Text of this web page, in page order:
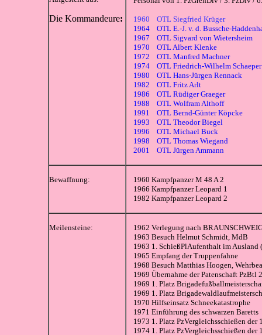
Die Kommandeure:
1960 OTL Siegfried Krüger
1964 OTL E.-J. v. d. Bussche-
1967 OTL Sigvard von Wietersheim
1970 OTL Albert Klenke
1972 OTL Manfred Machner
1974 OTL Friedrich-Wilhelm Schaeper
1980 OTL Hans-Jürgen Rennack
1982 OTL Fritz Arlt
1986 OTL Rüdiger Graeger
1988 OTL Wolfram Althoff
1991 OTL Bernd-Günter Köpcke
1993 OTL Theodor Biegel
1996 OTL Michael Buck
1998 OTL Thomas Wiegand
2001 OTL Jürgen Ammann
Bewaffnung:
1960 Kampfpanzer M 48 A 2
1966 Kampfpanzer Leopard 1
1982 Kampfpanzer Leopard 2
Meilensteine:
1962 Verlegung nach
1963 Besuch Helmut Schmidt, MdB
1963 1. SchießPlAufenthalt im Ausland
1965 Empfang der Truppenfahne
1968 Besuch Matthias Hoogen,
1969 Übernahme der Patenschaft PzBtl
1969 1. Platz
1969 1. Platz
1970 Hilfseinsatz Schneekatastrophe
1971 Einführung des schwarzen Baretts
1973 1. Platz PzVergleichsschießen der
1974 1. Platz PzVergleichsschießen der